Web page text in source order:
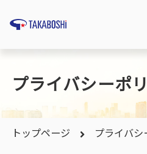
プライバシーポ
トップページ プライバ